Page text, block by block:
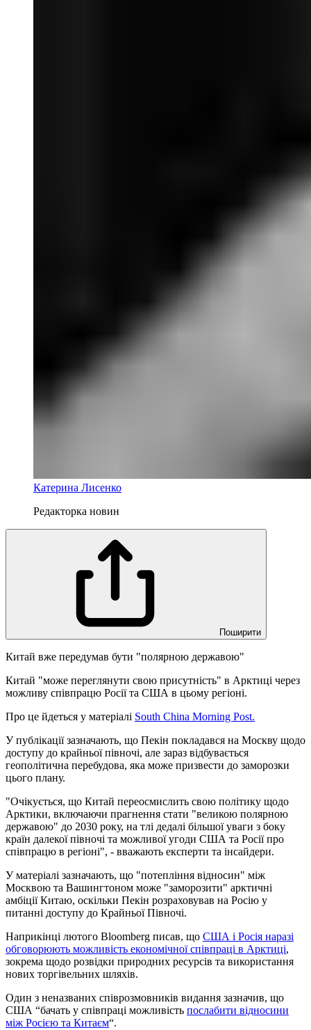
Катерина Лисенко
Редакторка новин
Поширити
Китай вже передумав бути "полярною державою"
Китай "може переглянути свою присутність" в Арктиці через
можливу співпрацю Росії та США в цьому регіоні.
Про це йдеться у матеріалі South China Morning Post.
У публікації зазначають, що Пекін покладався на Москву щодо
доступу до крайньої півночі, але зараз відбувається
геополітична перебудова, яка може призвести до заморозки
цього плану.
"Очікується, що Китай переосмислить свою політику щодо
Арктики, включаючи прагнення стати "великою полярною
державою" до 2030 року, на тлі дедалі більшої уваги з боку
країн далекої півночі та можливої ​​угоди США та Росії про
співпрацю в регіоні", - вважають експерти та інсайдери.
У матеріалі зазначають, що "потепління відносин" між
Москвою та Вашингтоном може "заморозити" арктичні
амбіції Китаю, оскільки Пекін розраховував на Росію у
питанні доступу до Крайньої Півночі.
Наприкінці лютого Bloomberg писав, що США і Росія наразі
обговорюють можливість економічної співпраці в Арктиці,
зокрема щодо розвідки природних ресурсів та використання
нових торгівельних шляхів.
Один з неназваних співрозмовників видання зазначив, що
США “бачать у співпраці можливість послабити відносини
між Росією та Китаєм“.